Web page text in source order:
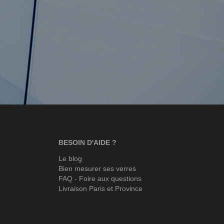
BESOIN D'AIDE ?
Le blog
Bien mesurer ses verres
FAQ - Foire aux questions
Livraison Paris et Province